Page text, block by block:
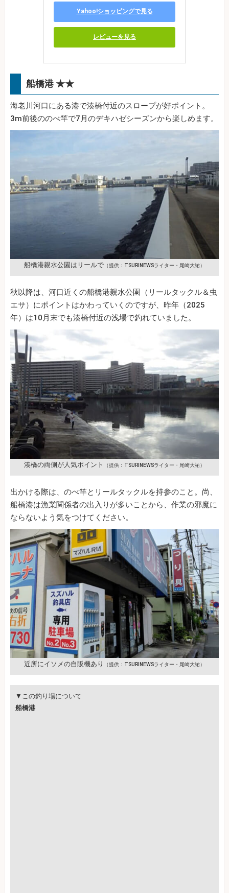
Yahoo!ショッピングで見る
レビューを見る
船橋港 ★★
海老川河口にある港で湊橋付近のスロープが好ポイント。
3m前後ののべ竿で7月のデキハゼシーズンから楽しめます。
船橋港親水公園はリールで （提供：TSURINEWSライター・尾崎大祐）
秋以降は、河口近くの船橋港親水公園（リールタックル＆虫
エサ）にポイントはかわっていくのですが、昨年（2025
年）は10月末でも湊橋付近の浅場で釣れていました。
湊橋の両側が人気ポイント （提供：TSURINEWSライター・尾崎大祐）
出かける際は、のべ竿とリールタックルを持参のこと。尚、
船橋港は漁業関係者の出入りが多いことから、作業の邪魔に
ならないよう気をつけてください。
近所にイソメの自販機あり （提供：TSURINEWSライター・尾崎大祐）
▼この釣り場について
船橋港